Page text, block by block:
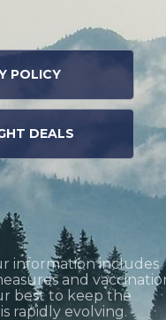
POLICY
DEALS
information includes
and
best to keep the
rapidly evolving.